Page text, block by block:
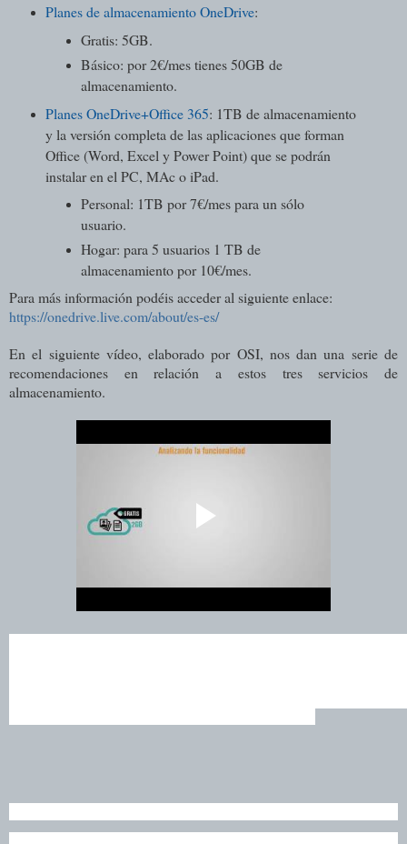
Planes de almacenamiento OneDrive:
Gratis: 5GB.
Básico: por 2€/mes tienes 50GB de
almacenamiento.
Planes OneDrive+Office 365: 1TB de almacenamiento
y la versión completa de las aplicaciones que forman
Office (Word, Excel y Power Point) que se podrán
instalar en el PC, MAc o iPad.
Personal: 1TB por 7€/mes para un sólo
usuario.
Hogar: para 5 usuarios 1 TB de
almacenamiento por 10€/mes.
Para más información podéis acceder al siguiente enlace:
https://onedrive.live.com/about/es-es/
En el siguiente vídeo, elaborado por OSI, nos dan una serie de
recomendaciones en relación a estos tres servicios de
almacenamiento.